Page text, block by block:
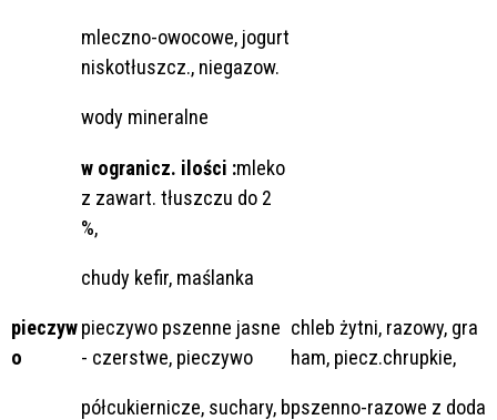
mleczno-owocowe, jogurt
niskotłuszcz., niegazow.
wody mineralne
w ogranicz. ilości :mleko
z zawart. tłuszczu do 2
%,
chudy kefir, maślanka
pieczyw
o
pieczywo pszenne jasne
- czerstwe, pieczywo
półcukiernicze, suchary, b
chleb żytni, razowy, gra
ham, piecz.chrupkie,
pszenno-razowe z doda